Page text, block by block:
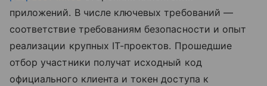
приложений. В числе ключевых требований —
соответствие требованиям безопасности и опыт
реализации крупных IT-проектов. Прошедшие
отбор участники получат исходный код
официального клиента и токен доступа к